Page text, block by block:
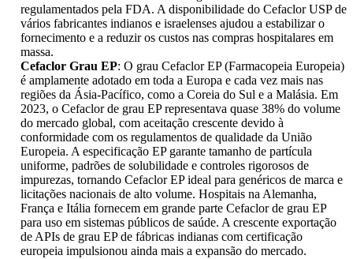
regulamentados pela FDA. A disponibilidade do Cefaclor USP de
vários fabricantes indianos e israelenses ajudou a estabilizar o
fornecimento e a reduzir os custos nas compras hospitalares em
massa.
Cefaclor Grau EP: O grau Cefaclor EP (Farmacopeia Europeia)
é amplamente adotado em toda a Europa e cada vez mais nas
regiões da Ásia-Pacífico, como a Coreia do Sul e a Malásia. Em
2023, o Cefaclor de grau EP representava quase 38% do volume
do mercado global, com aceitação crescente devido à
conformidade com os regulamentos de qualidade da União
Europeia. A especificação EP garante tamanho de partícula
uniforme, padrões de solubilidade e controles rigorosos de
impurezas, tornando Cefaclor EP ideal para genéricos de marca e
licitações nacionais de alto volume. Hospitais na Alemanha,
França e Itália fornecem em grande parte Cefaclor de grau EP
para uso em sistemas públicos de saúde. A crescente exportação
de APIs de grau EP de fábricas indianas com certificação
europeia impulsionou ainda mais a expansão do mercado.